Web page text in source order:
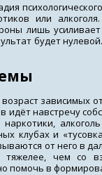
или алкоголя.
лишь
будет
зависимых
идёт навстречу
клубах и
от него в
тяжелее, чем со
помочь в